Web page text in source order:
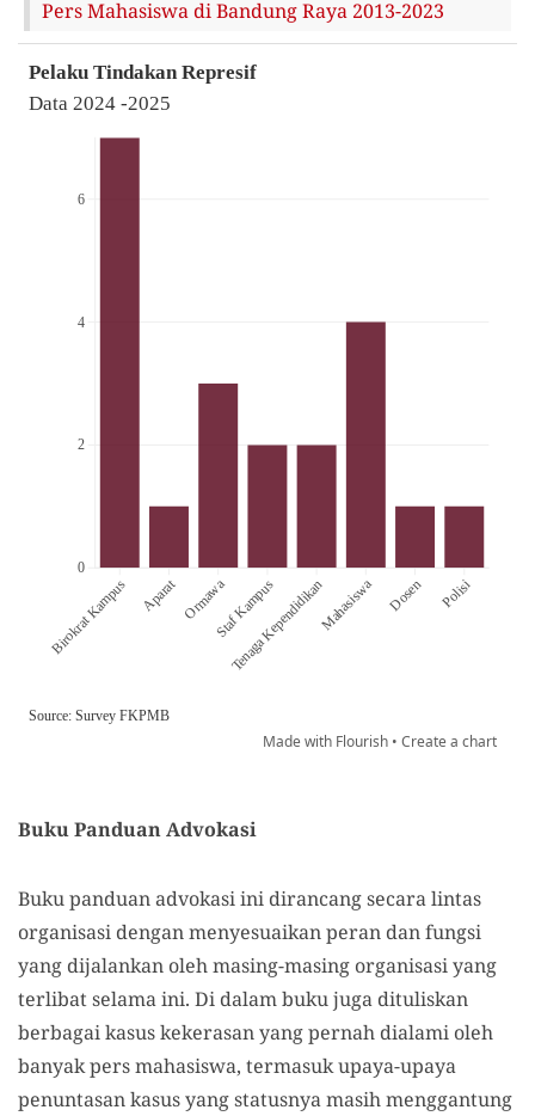
Pers Mahasiswa di Bandung Raya 2013-2023
Buku Panduan Advokasi
Buku panduan advokasi ini dirancang secara lintas
organisasi dengan menyesuaikan peran dan fungsi
yang dijalankan oleh masing-masing organisasi yang
terlibat selama ini. Di dalam buku juga dituliskan
berbagai kasus kekerasan yang pernah dialami oleh
banyak pers mahasiswa, termasuk upaya-upaya
penuntasan kasus yang statusnya masih menggantung